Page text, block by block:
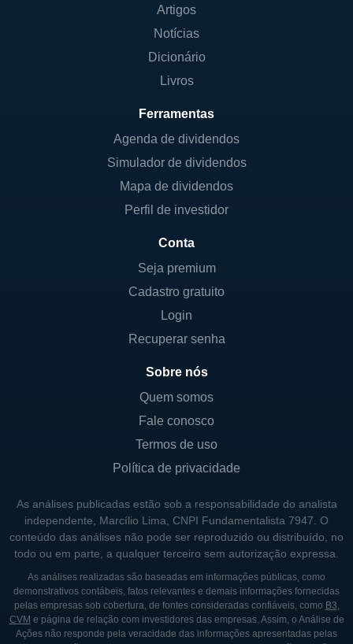
Artigos
Notícias
Dicionário
Livros
Ferramentas
Agenda de dividendos
Simulador de dividendos
Mapa de dividendos
Perfil de investidor
Conta
Seja premium
Cadastro gratuito
Login
Recuperar senha
Sobre nós
Quem somos
Fale conosco
Termos de uso
Política de privacidade
As análises publicadas estão sob a responsabilidade do analista
independente, Marcílio Lima, CNPI Fundamentalista 7947. O
conteúdo das análises não pode ser reproduzido ou distribuído, no
todo ou em parte, a qualquer terceiro sem autorização expressa.
As análises realizadas são baseadas em informações públicas, como
demonstrativos contábeis, fatos relevantes e demais informações fornecidas
pelas empresas sob cobertura, de fontes consideradas confiáveis, como B3,
CVM e página de relação com investidores das empresas. Assim, o Análise de
Ações não responde pela veracidade das informações apresentadas pelas